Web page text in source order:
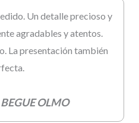
Un detalle precioso y
agradables y atentos.
La presentación también
OLMO